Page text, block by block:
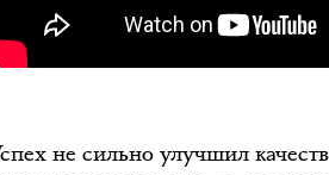
не сильно улучшил